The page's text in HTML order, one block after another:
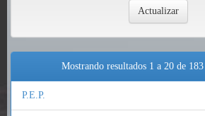
Mostrando resultados 1 a 20 de 183
P.E.P.